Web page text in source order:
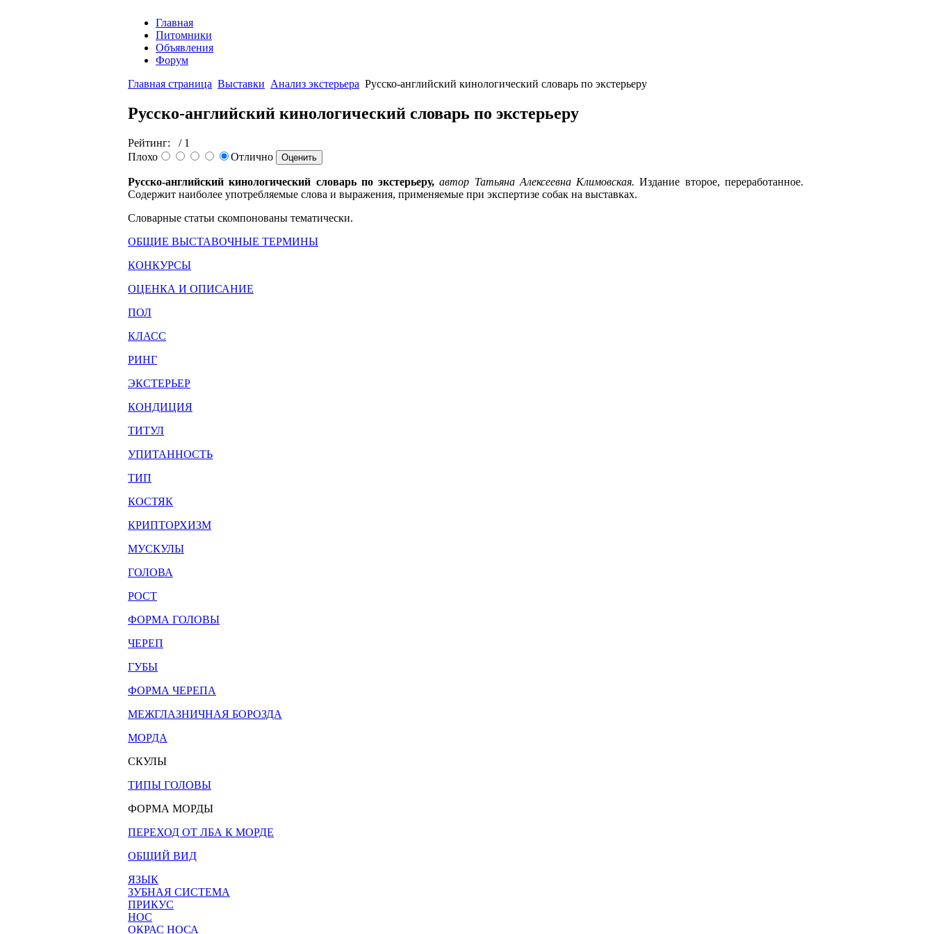
Главная
Питомники
Объявления
Форум
Главная страница Выставки Анализ экстерьера Русско-английский кинологический словарь по экстерьеру
Русско-английский кинологический словарь по экстерьеру
Рейтинг:
/ 1
Плохо
Отлично
Русско-английский кинологический словарь по экстерьеру,автор Татьяна Алексеевна Климовская. Издание второе, переработанное.
Содержит наиболее употребляемые слова и выражения, применяемые при экспертизе собак на выставках.
Словарные статьи скомпонованы тематически.
ОБЩИЕ ВЫСТАВОЧНЫЕ ТЕРМИНЫ
КОНКУРСЫ
ОЦЕНКА И ОПИСАНИЕ
ПОЛ
КЛАСС
РИНГ
ЭКСТЕРЬЕР
КОНДИЦИЯ
ТИТУЛ
УПИТАННОСТЬ
ТИП
КОСТЯК
КРИПТОРХИЗМ
МУСКУЛЫ
ГОЛОВА
РОСТ
ФОРМА ГОЛОВЫ
ЧЕРЕП
ГУБЫ
ФОРМА ЧЕРЕПА
МЕЖГЛАЗНИЧНАЯ БОРОЗДА
МОРДА
СКУЛЫ
ТИПЫ ГОЛОВЫ
ФОРМА МОРДЫ
ПЕРЕХОД ОТ ЛБА К МОРДЕ
ОБЩИЙ ВИД
ЯЗЫК
ЗУБНАЯ СИСТЕМА
ПРИКУС
НОС
ОКРАС НОСА